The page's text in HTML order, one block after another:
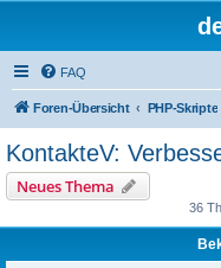
FAQ
Foren-Übersicht PHP-Skripte
KontakteV:
Neues Thema
36